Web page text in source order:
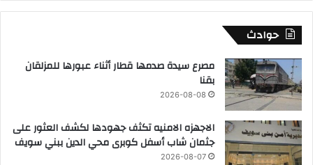
حوادث
مصرع سيدة صدمها قطار أثناء عبورها للمزلقان
بقنا
2026-08-08
الاجهزه الامنيه تكثف جهودها لكشف العثور على
جثمان شاب أسفل كوبرى محي الدين ببني سويف
2026-08-07